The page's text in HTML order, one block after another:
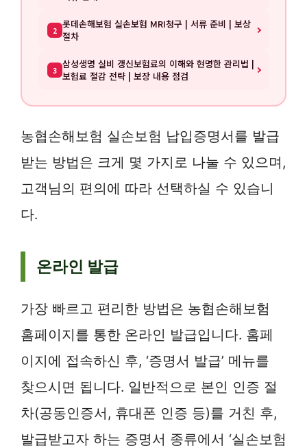
2 롯데손해보험 실손보험 MRI청구 | 서류 준비 | 보상
절차
3 삼성생명 실비 갱신보험료의 이해와 현명한 관리법 |
보험료 절감 전략 | 보장 내용 점검
농협손해보험 실손보험 납입증명서를 발급
받는 방법은 크게 몇 가지로 나눌 수 있으며,
고객님의 편의에 따라 선택하실 수 있습니
다.
온라인 발급
가장 빠르고 편리한 방법은 농협손해보험
홈페이지를 통한 온라인 발급입니다. 홈페
이지에 접속하신 후, ‘증명서 발급’ 메뉴를
찾으시면 됩니다. 일반적으로 본인 인증 절
차(공동인증서, 휴대폰 인증 등)를 거친 후,
발급받고자 하는 증명서 종류에서 ‘실손보험